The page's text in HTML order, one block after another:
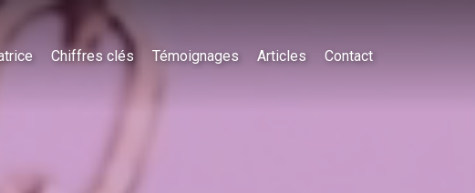
Chiffres clés Témoignages Articles Contact